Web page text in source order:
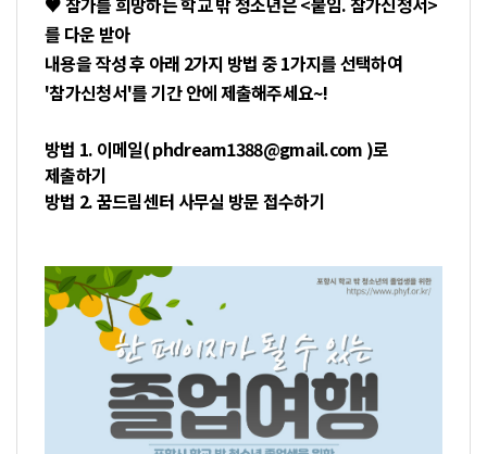
를 다운 받아
내용을 작성 후 아래 2가지 방법 중 1가지를 선택하여
'참가신청서'를 기간 안에 제출해주세요~!
방법 1. 이메일( phdream1388@gmail.com )로
제출하기
방법 2. 꿈드림센터 사무실 방문 접수하기